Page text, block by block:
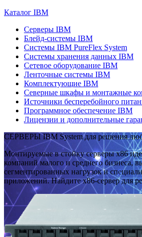
Каталог IBM
Серверы IBM
Блейд-системы IBM
Системы IBM PureFlex System
Системы хранения данных IBM
Сетевое оборудование IBM
Ленточные системы IBM
Комплектующие IBM
Северные шкафы и монтажные
Источники бесперебойного
Программное обеспечение IBM
Лицензии и дополнительные
СЕРВЕРЫ IBM System для решения
Монтируемые в стойку серверы x86
компаний малого и среднего бизнеса,
сегментированных нагрузок и
приложений. Найдите x86-сервер для